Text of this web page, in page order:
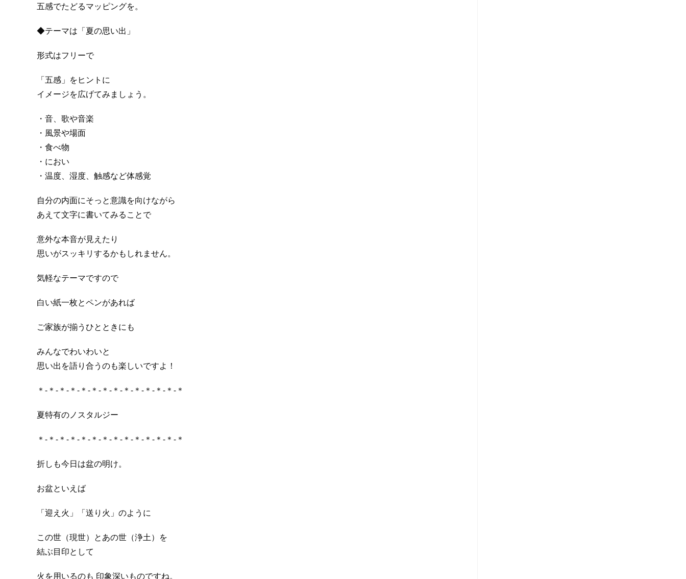
五感でたどるマッピングを。
◆テーマは「夏の思い出」
形式はフリーで
「五感」をヒントに
イメージを広げてみましょう。
・音、歌や音楽
・風景や場面
・食べ物
・におい
・温度、湿度、触感など体感覚
自分の内面にそっと意識を向けながら
あえて文字に書いてみることで
意外な本音が見えたり
思いがスッキリするかもしれません。
気軽なテーマですので
白い紙一枚とペンがあれば
ご家族が揃うひとときにも
みんなでわいわいと
思い出を語り合うのも楽しいですよ！
＊-＊-＊-＊-＊-＊-＊-＊-＊-＊-＊-＊-＊-＊
夏特有のノスタルジー
＊-＊-＊-＊-＊-＊-＊-＊-＊-＊-＊-＊-＊-＊
折しも今日は盆の明け。
お盆といえば
「迎え火」「送り火」のように
この世（現世）とあの世（浄土）を
結ぶ目印として
火を用いるのも 印象深いものですね。